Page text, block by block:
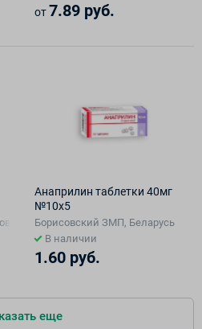
от7.89 руб.
Анаприлин таблетки 40мг
№10х5
Борисовский ЗМП, Беларусь
В наличии
1.60 руб.
еще